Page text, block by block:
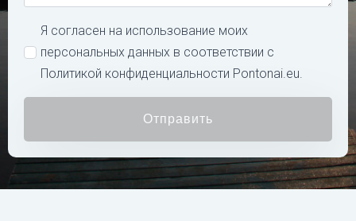
Name
*
Я согласен на использование моих
персональных данных в соответствии с
Политикой конфиденциальности Pontonai.eu.
Отправить